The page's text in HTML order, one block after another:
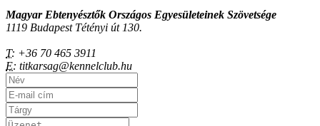
Magyar Ebtenyésztők Országos Egyesületeinek Szövetsége
1119 Budapest Tétényi út 130.
T: +36 70 465 3911
E: titkarsag@kennelclub.hu